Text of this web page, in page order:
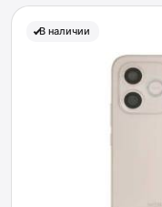
В наличии